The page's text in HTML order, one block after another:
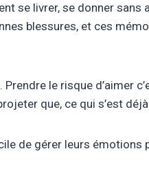
se livrer, se donner
blessures, et ces
le risque d’aimer
que, ce qui s’est
de gérer leurs